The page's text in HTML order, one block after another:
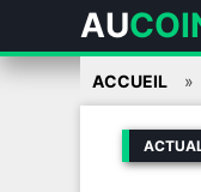
AU
Skip
ACCUEIL